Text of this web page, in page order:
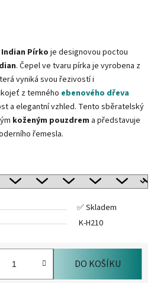
Pírko je designovou poctou
. Čepel ve tvaru pírka je vyrobena z
vyniká svou řezivostí i
z temného ebenového dřeva
a elegantní vzhled. Tento sběratelský
koženým pouzdrem a představuje
řemesla.
✅ Skladem
K-H210
DO KOŠÍKU